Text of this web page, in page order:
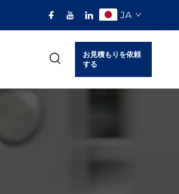
JA
お見積もりを依頼
する